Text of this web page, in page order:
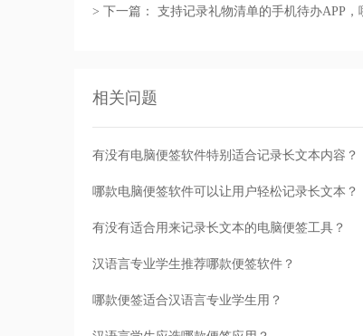
> 下一篇： 支持记录礼物清单的手机待办APP，
相关问题
有没有电脑便签软件特别适合记录长文本内容？
哪款电脑便签软件可以让用户轻松记录长文本？
有没有适合用来记录长文本的电脑便签工具？
汉语言专业学生推荐哪款便签软件？
哪款便签适合汉语言专业学生用？